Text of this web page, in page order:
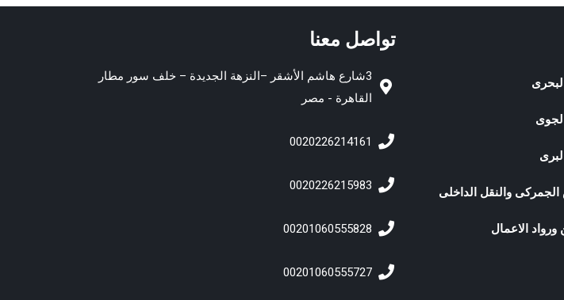
والنقل الداخلى
الاعمال
تواصل معنا
3شارع هاشم الأشقر –النزهة الجديدة – خلف سور مطار
القاهرة - مصر
0020226214161
0020226215983
00201060555828
00201060555727